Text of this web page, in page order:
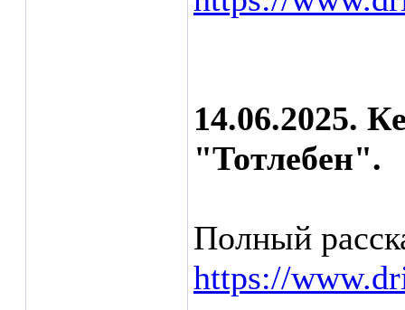
14.06.2025.
"Тотлебен".
Полный
https://